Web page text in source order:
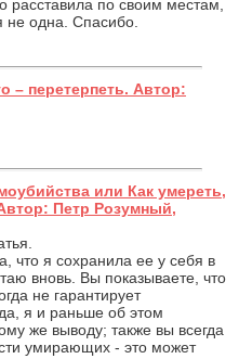
расставила по своим местам,
не одна. Спасибо.
– перетерпеть. Автор:
или Как умереть,
Петр Розумный,
что я сохранила ее у себя в
вновь. Вы показываете, что
не гарантирует
я и раньше об этом
же выводу; также вы всегда
умирающих - это может